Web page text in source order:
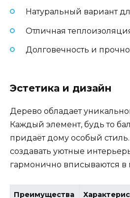
Натуральный вариант
Отличная
Долговечность и
Эстетика и дизайн
Дерево обладает
Каждый элемент, будь то
придаёт дому особый стиль.
создавать уютные
гармонично вписываются в
Преимущества